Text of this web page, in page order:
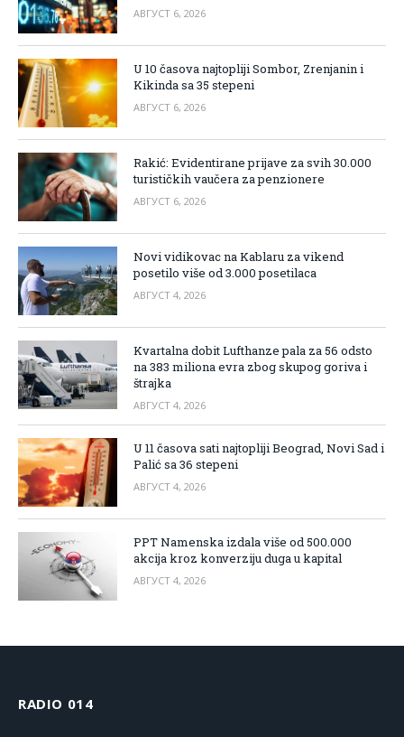
АВГУСТ 6, 2026
U 10 časova najtopliji Sombor, Zrenjanin i
Kikinda sa 35 stepeni
АВГУСТ 6, 2026
Rakić: Evidentirane prijave za svih 30.000
turističkih vaučera za penzionere
АВГУСТ 6, 2026
Novi vidikovac na Kablaru za vikend
posetilo više od 3.000 posetilaca
АВГУСТ 4, 2026
Kvartalna dobit Lufthanze pala za 56 odsto
na 383 miliona evra zbog skupog goriva i
štrajka
АВГУСТ 4, 2026
U 11 časova sati najtopliji Beograd, Novi Sad i
Palić sa 36 stepeni
АВГУСТ 4, 2026
PPT Namenska izdala više od 500.000
akcija kroz konverziju duga u kapital
АВГУСТ 4, 2026
RADIO 014